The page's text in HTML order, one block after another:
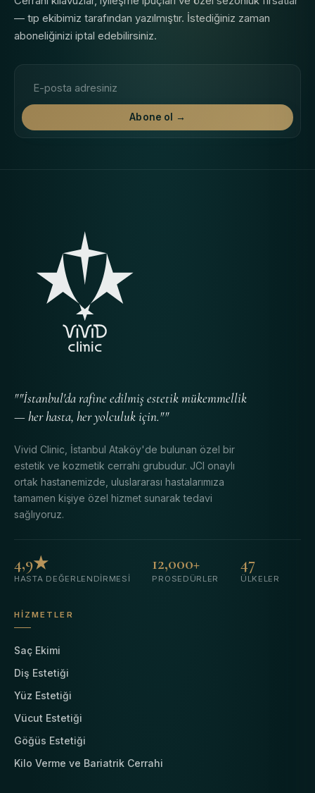
— tıp ekibimiz tarafından yazılmıştır. İstediğiniz zaman
aboneliğinizi iptal edebilirsiniz.
Abone ol →
""İstanbul'da rafine edilmiş estetik mükemmellik
— her hasta, her yolculuk için.""
Vivid Clinic, İstanbul Ataköy'de bulunan özel bir
estetik ve kozmetik cerrahi grubudur. JCI onaylı
ortak hastanemizde, uluslararası hastalarımıza
tamamen kişiye özel hizmet sunarak tedavi
sağlıyoruz.
4,9★
HASTA DEĞERLENDIRMESI
12,000+
PROSEDÜRLER
47
ÜLKELER
HIZMETLER
Saç Ekimi
Diş Estetiği
Yüz Estetiği
Vücut Estetiği
Göğüs Estetiği
Kilo Verme ve Bariatrik Cerrahi